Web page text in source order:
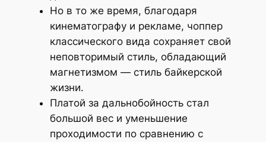
Но в то же время, благодаря
кинематографу и рекламе, чоппер
классического вида сохраняет свой
неповторимый стиль, обладающий
магнетизмом — стиль байкерской
жизни.
Платой за дальнобойность стал
большой вес и уменьшение
проходимости по сравнению с